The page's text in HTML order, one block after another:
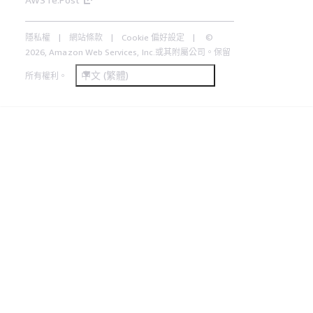
隱私權 網站條款 Cookie 偏好設定
©
2026, Amazon Web Services, Inc.或其附屬公司。保留
所有權利。 中文 (繁體)